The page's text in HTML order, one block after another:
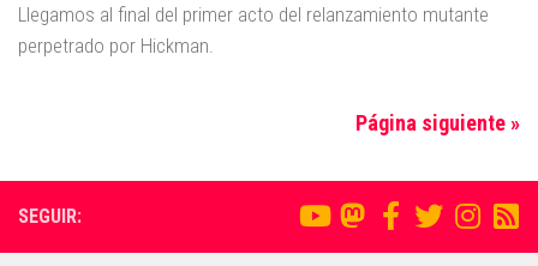
Llegamos al final del primer acto del relanzamiento mutante
perpetrado por Hickman.
Página siguiente »
SEGUIR: